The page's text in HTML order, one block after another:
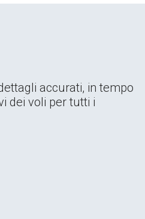
accurati, in tempo
dei voli per tutti i